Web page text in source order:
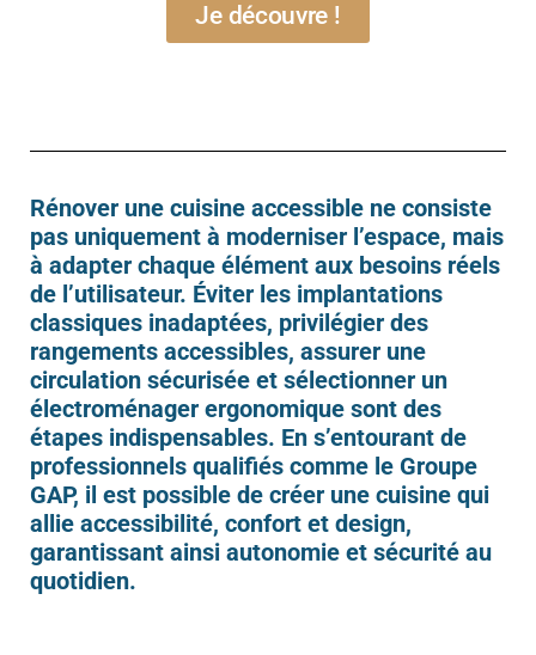
Je découvre !
Rénover une cuisine accessible ne consiste
pas uniquement à moderniser l’espace, mais
à adapter chaque élément aux besoins réels
de l’utilisateur. Éviter les implantations
classiques inadaptées, privilégier des
rangements accessibles, assurer une
circulation sécurisée et sélectionner un
électroménager ergonomique sont des
étapes indispensables. En s’entourant de
professionnels qualifiés comme le Groupe
GAP, il est possible de créer une cuisine qui
allie accessibilité, confort et design,
garantissant ainsi autonomie et sécurité au
quotidien.